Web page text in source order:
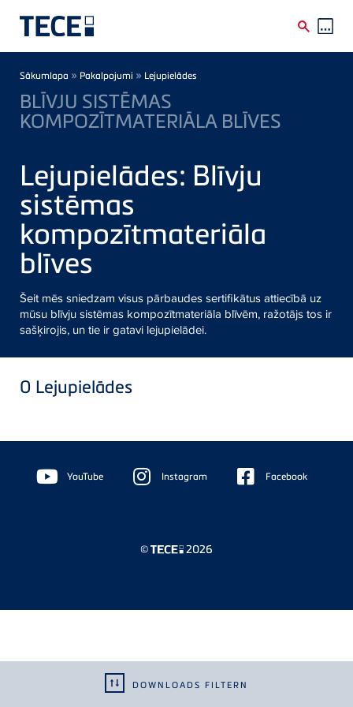
Breadcrumb
Sākumlapa » Pakalpojumi » Lejupielādes
BLĪVJU SISTĒMAS
KOMPOZĪTMATERIĀLA BLĪVES
Lejupielādes: Blīvju
sistēmas
kompozītmateriāla
blīves
Šeit mēs sniedzam visus pārbaudes sertifikātus attiecībā uz
mūsu blīvju sistēmas kompozītmateriāla blīvēm, ražotājs tos ir
sašķirojis, un tie ir gatavi lejupielādei.
DOWNLOADS FILTERN
0 Lejupielādes
Floating
Sidebar YouTube Instagram Facebook
© 2026